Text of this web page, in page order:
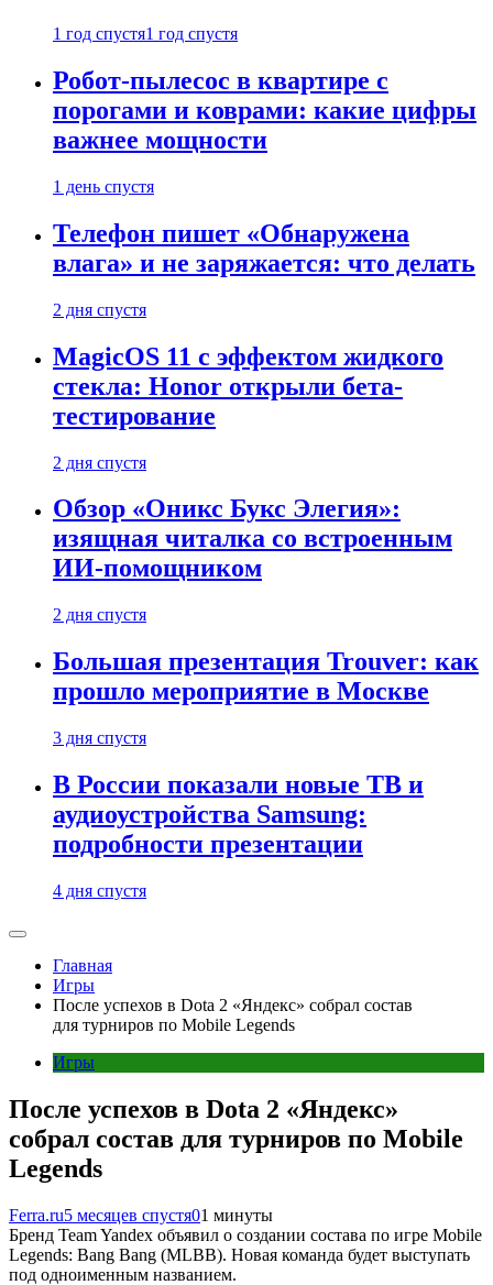
1 год спустя1 год спустя
Робот-пылесос в квартире с
порогами и коврами: какие цифры
важнее мощности
1 день спустя
Телефон пишет «Обнаружена
влага» и не заряжается: что делать
2 дня спустя
MagicOS 11 с эффектом жидкого
стекла: Honor открыли бета-
тестирование
2 дня спустя
Обзор «Оникс Букс Элегия»:
изящная читалка со встроенным
ИИ-помощником
2 дня спустя
Большая презентация Trouver: как
прошло мероприятие в Москве
3 дня спустя
В России показали новые ТВ и
аудиоустройства Samsung:
подробности презентации
4 дня спустя
Главная
Игры
После успехов в Dota 2 «Яндекс» собрал состав
для турниров по Mobile Legends
Игры
После успехов в Dota 2 «Яндекс»
собрал состав для турниров по Mobile
Legends
Ferra.ru5 месяцев спустя01 минуты
Бренд Team Yandex объявил о создании состава по игре Mobile
Legends: Bang Bang (MLBB). Новая команда будет выступать
под одноименным названием.